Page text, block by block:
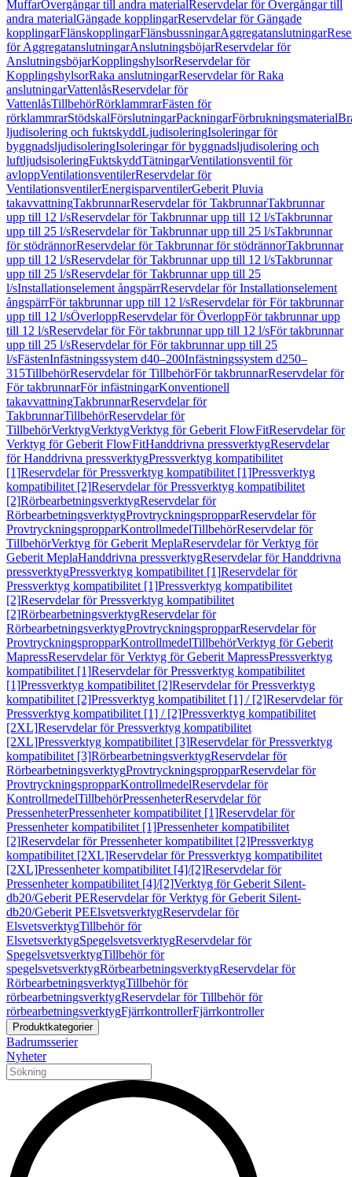
MuffarÖvergångar till andra materialReservdelar för Övergångar till
andra materialGängade kopplingarReservdelar för Gängade
kopplingarFlänskopplingarFlänsbussningarAggregatanslutningar
för AggregatanslutningarAnslutningsböjarReservdelar för
AnslutningsböjarKopplingshylsorReservdelar för
KopplingshylsorRaka anslutningarReservdelar för Raka
anslutningarVattenlåsReservdelar för
VattenlåsTillbehörRörklammrarFästen för
rörklammrarStödskalFörslutningarPackningarFörbrukningsmaterial
ljudisolering och fuktskyddLjudisoleringIsoleringar för
byggnadsljudisoleringIsoleringar för byggnadsljudisolering och
luftljudsisoleringFuktskyddTätningarVentilationsventil för
avloppVentilationsventilerReservdelar för
VentilationsventilerEnergisparventilerGeberit Pluvia
takavvattningTakbrunnarReservdelar för TakbrunnarTakbrunnar
upp till 12 l/sReservdelar för Takbrunnar upp till 12 l/sTakbrunnar
upp till 25 l/sReservdelar för Takbrunnar upp till 25 l/sTakbrunnar
för stödrännorReservdelar för Takbrunnar för stödrännorTakbrunnar
upp till 12 l/sReservdelar för Takbrunnar upp till 12 l/sTakbrunnar
upp till 25 l/sReservdelar för Takbrunnar upp till 25
l/sInstallationselement ångspärrReservdelar för Installationselement
ångspärrFör takbrunnar upp till 12 l/sReservdelar för För takbrunnar
upp till 12 l/sÖverloppReservdelar för ÖverloppFör takbrunnar upp
till 12 l/sReservdelar för För takbrunnar upp till 12 l/sFör takbrunnar
upp till 25 l/sReservdelar för För takbrunnar upp till 25
l/sFästenInfästningssystem d40–200Infästningssystem d250–
315TillbehörReservdelar för TillbehörFör takbrunnarReservdelar för
För takbrunnarFör infästningarKonventionell
takavvattningTakbrunnarReservdelar för
TakbrunnarTillbehörReservdelar för
TillbehörVerktygVerktygVerktyg för Geberit FlowFitReservdelar för
Verktyg för Geberit FlowFitHanddrivna pressverktygReservdelar
för Handdrivna pressverktygPressverktyg kompatibilitet
[1]Reservdelar för Pressverktyg kompatibilitet [1]Pressverktyg
kompatibilitet [2]Reservdelar för Pressverktyg kompatibilitet
[2]RörbearbetningsverktygReservdelar för
RörbearbetningsverktygProvtryckningspropparReservdelar för
ProvtryckningspropparKontrollmedelTillbehörReservdelar för
TillbehörVerktyg för Geberit MeplaReservdelar för Verktyg för
Geberit MeplaHanddrivna pressverktygReservdelar för Handdrivna
pressverktygPressverktyg kompatibilitet [1]Reservdelar för
Pressverktyg kompatibilitet [1]Pressverktyg kompatibilitet
[2]Reservdelar för Pressverktyg kompatibilitet
[2]RörbearbetningsverktygReservdelar för
RörbearbetningsverktygProvtryckningspropparReservdelar för
ProvtryckningspropparKontrollmedelTillbehörVerktyg för Geberit
MapressReservdelar för Verktyg för Geberit MapressPressverktyg
kompatibilitet [1]Reservdelar för Pressverktyg kompatibilitet
[1]Pressverktyg kompatibilitet [2]Reservdelar för Pressverktyg
kompatibilitet [2]Pressverktyg kompatibilitet [1] / [2]Reservdelar för
Pressverktyg kompatibilitet [1] / [2]Pressverktyg kompatibilitet
[2XL]Reservdelar för Pressverktyg kompatibilitet
[2XL]Pressverktyg kompatibilitet [3]Reservdelar för Pressverktyg
kompatibilitet [3]RörbearbetningsverktygReservdelar för
RörbearbetningsverktygProvtryckningspropparReservdelar för
ProvtryckningspropparKontrollmedelReservdelar för
KontrollmedelTillbehörPressenheterReservdelar för
PressenheterPressenheter kompatibilitet [1]Reservdelar för
Pressenheter kompatibilitet [1]Pressenheter kompatibilitet
[2]Reservdelar för Pressenheter kompatibilitet [2]Pressverktyg
kompatibilitet [2XL]Reservdelar för Pressverktyg kompatibilitet
[2XL]Pressenheter kompatibilitet [4]/[2]Reservdelar för
Pressenheter kompatibilitet [4]/[2]Verktyg för Geberit Silent-
db20/Geberit PEReservdelar för Verktyg för Geberit Silent-
db20/Geberit PEElsvetsverktygReservdelar för
ElsvetsverktygTillbehör för
ElsvetsverktygSpegelsvetsverktygReservdelar för
SpegelsvetsverktygTillbehör för
spegelsvetsverktygRörbearbetningsverktygReservdelar för
RörbearbetningsverktygTillbehör för
rörbearbetningsverktygReservdelar för Tillbehör för
rörbearbetningsverktygFjärrkontrollerFjärrkontroller
Produktkategorier
Badrumsserier
Nyheter